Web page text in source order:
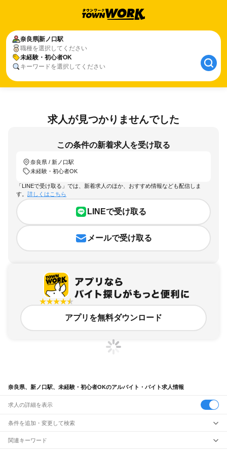
奈良県新ノ口駅
職種を選択してください
未経験・初心者OK
キーワードを選択してください
求人が見つかりませんでした
この条件の新着求人を受け取る
奈良県 / 新ノ口駅
未経験・初心者OK
「LINEで受け取る」では、新着求人のほか、おすすめ情報なども配信しま
す。 詳しくはこちら
LINEで受け取る
メールで受け取る
アプリを無料ダウンロード
奈良県、新ノ口駅、未経験・初心者OKのアルバイト・バイト求人情報
求人の詳細を表示
条件を追加・変更して検索
市区町村を追加・変更
関連キーワード